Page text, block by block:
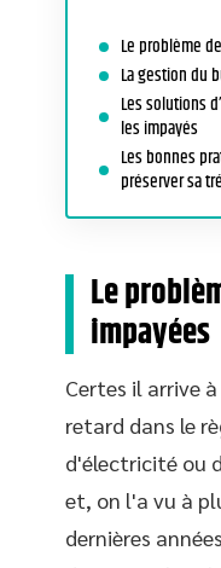
Le problème
La gestion du
Les solutions
les impayés
Les bonnes
préserver sa
Le
impayées
Certes il arrive
retard dans le
d'électricité ou
et, on l'a vu à
dernières